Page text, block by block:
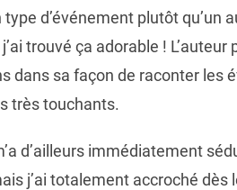
type d’événement plutôt qu’un
trouvé ça adorable !
dans sa façon de raconter les
très touchants.
d’ailleurs immédiatement
j’ai totalement accroché dès